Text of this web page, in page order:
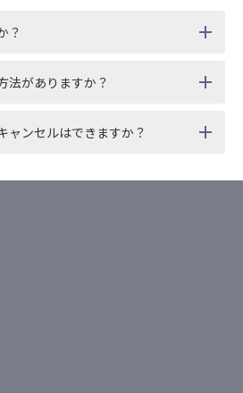
？
法がありますか？
ャンセルはできますか？